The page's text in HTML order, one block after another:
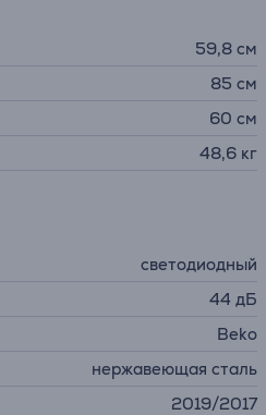
59,8 см
85 см
60 см
48,6 кг
светодиодный
44 дБ
Beko
нержавеющая сталь
2019/2017